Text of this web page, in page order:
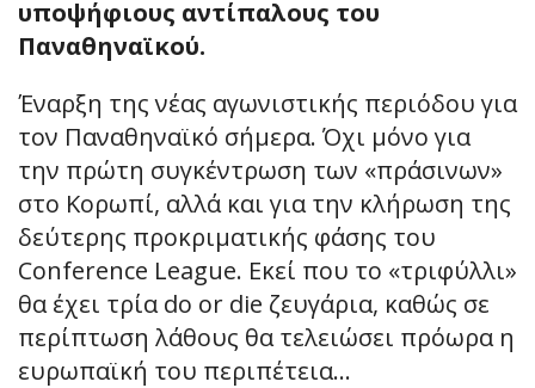
υποψήφιους αντίπαλους του
Παναθηναϊκού.
Έναρξη της νέας αγωνιστικής περιόδου για
τον Παναθηναϊκό σήμερα. Όχι μόνο για
την πρώτη συγκέντρωση των «πράσινων»
στο Κορωπί, αλλά και για την κλήρωση της
δεύτερης προκριματικής φάσης του
Conference League. Εκεί που το «τριφύλλι»
θα έχει τρία do or die ζευγάρια, καθώς σε
περίπτωση λάθους θα τελειώσει πρόωρα η
ευρωπαϊκή του περιπέτεια…